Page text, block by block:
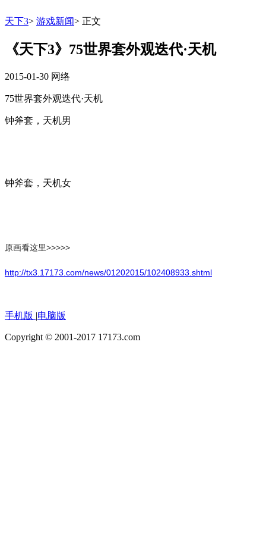
天下3> 游戏新闻> 正文
《天下3》75世界套外观迭代·天机
2015-01-30 网络
75世界套外观迭代·天机
钟斧套，天机男
钟斧套，天机女
原画看这里>>>>>
http://tx3.17173.com/news/01202015/102408933.shtml
手机版 |电脑版
Copyright © 2001-2017 17173.com